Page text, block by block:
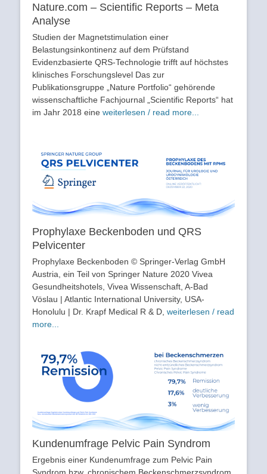
Nature.com – Scientific Reports – Meta
Analyse
Studien der Magnetstimulation einer
Belastungsinkontinenz auf dem Prüfstand
Evidenzbasierte QRS-Technologie trifft auf höchstes
klinisches Forschungslevel Das zur
Publikationsgruppe „Nature Portfolio“ gehörende
wissenschaftliche Fachjournal „Scientific Reports“ hat
im Jahr 2018 eine weiterlesen / read more...
Prophylaxe Beckenboden und QRS
Pelvicenter
Prophylaxe Beckenboden © Springer-Verlag GmbH
Austria, ein Teil von Springer Nature 2020 Vivea
Gesundheitshotels, Vivea Wissenschaft, A-Bad
Vöslau | Atlantic International University, USA-
Honolulu | Dr. Krapf Medical R & D, weiterlesen / read
more...
Kundenumfrage Pelvic Pain Syndrom
Ergebnis einer Kundenumfrage zum Pelvic Pain